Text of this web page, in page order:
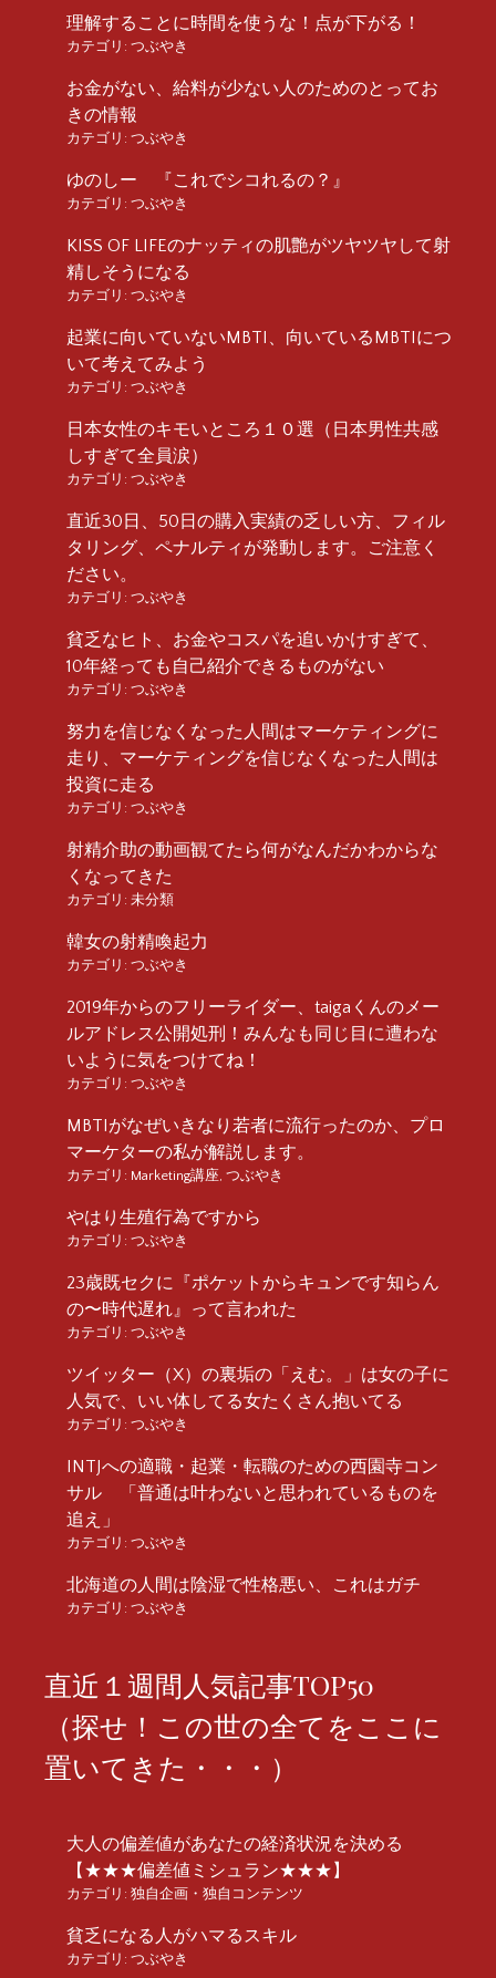
理解することに時間を使うな！点が下がる！
カテゴリ: つぶやき
お金がない、給料が少ない人のためのとってお
きの情報
カテゴリ: つぶやき
ゆのしー 『これでシコれるの？』
カテゴリ: つぶやき
KISS OF LIFEのナッティの肌艶がツヤツヤして射
精しそうになる
カテゴリ: つぶやき
起業に向いていないMBTI、向いているMBTIにつ
いて考えてみよう
カテゴリ: つぶやき
日本女性のキモいところ１０選（日本男性共感
しすぎて全員涙）
カテゴリ: つぶやき
直近30日、50日の購入実績の乏しい方、フィル
タリング、ペナルティが発動します。ご注意く
ださい。
カテゴリ: つぶやき
貧乏なヒト、お金やコスパを追いかけすぎて、
10年経っても自己紹介できるものがない
カテゴリ: つぶやき
努力を信じなくなった人間はマーケティングに
走り、マーケティングを信じなくなった人間は
投資に走る
カテゴリ: つぶやき
射精介助の動画観てたら何がなんだかわからな
くなってきた
カテゴリ: 未分類
韓女の射精喚起力
カテゴリ: つぶやき
2019年からのフリーライダー、taigaくんのメー
ルアドレス公開処刑！みんなも同じ目に遭わな
いように気をつけてね！
カテゴリ: つぶやき
MBTIがなぜいきなり若者に流行ったのか、プロ
マーケターの私が解説します。
カテゴリ: Marketing講座 つぶやき
やはり生殖行為ですから
カテゴリ: つぶやき
23歳既セクに『ポケットからキュンです知らん
の〜時代遅れ』って言われた
カテゴリ: つぶやき
ツイッター（X）の裏垢の「えむ。」は女の子に
人気で、いい体してる女たくさん抱いてる
カテゴリ: つぶやき
INTJへの適職・起業・転職のための西園寺コン
サル 「普通は叶わないと思われているものを
追え」
カテゴリ: つぶやき
北海道の人間は陰湿で性格悪い、これはガチ
カテゴリ: つぶやき
直近１週間人気記事TOP50
（探せ！この世の全てをここに
置いてきた・・・）
大人の偏差値があなたの経済状況を決める
【★★★偏差値ミシュラン★★★】
カテゴリ: 独自企画・独自コンテンツ
貧乏になる人がハマるスキル
カテゴリ: つぶやき